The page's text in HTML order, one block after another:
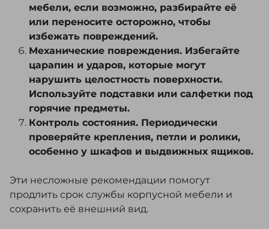
мебели, если возможно, разбирайте её
или переносите осторожно, чтобы
избежать повреждений.
Механические повреждения. Избегайте
царапин и ударов, которые могут
нарушить целостность поверхности.
Используйте подставки или салфетки под
горячие предметы.
Контроль состояния. Периодически
проверяйте крепления, петли и ролики,
особенно у шкафов и выдвижных ящиков.
Эти несложные рекомендации помогут
продлить срок службы корпусной мебели и
сохранить её внешний вид.